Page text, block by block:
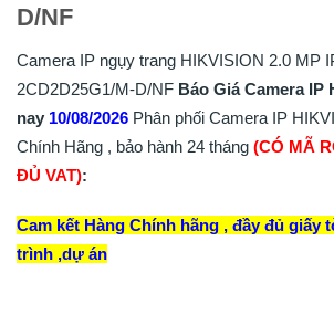
D/NF
Camera IP ngụy trang HIKVISION 2.0 MP
2CD2D25G1/M-D/NF Báo Giá Camera IP
nay 10/08/2026 Phân phối Camera IP
Chính Hãng , bảo hành 24 tháng (CÓ MÃ
ĐỦ VAT):
Cam kết Hàng Chính hãng , đầy đủ giấy
trình ,dự án